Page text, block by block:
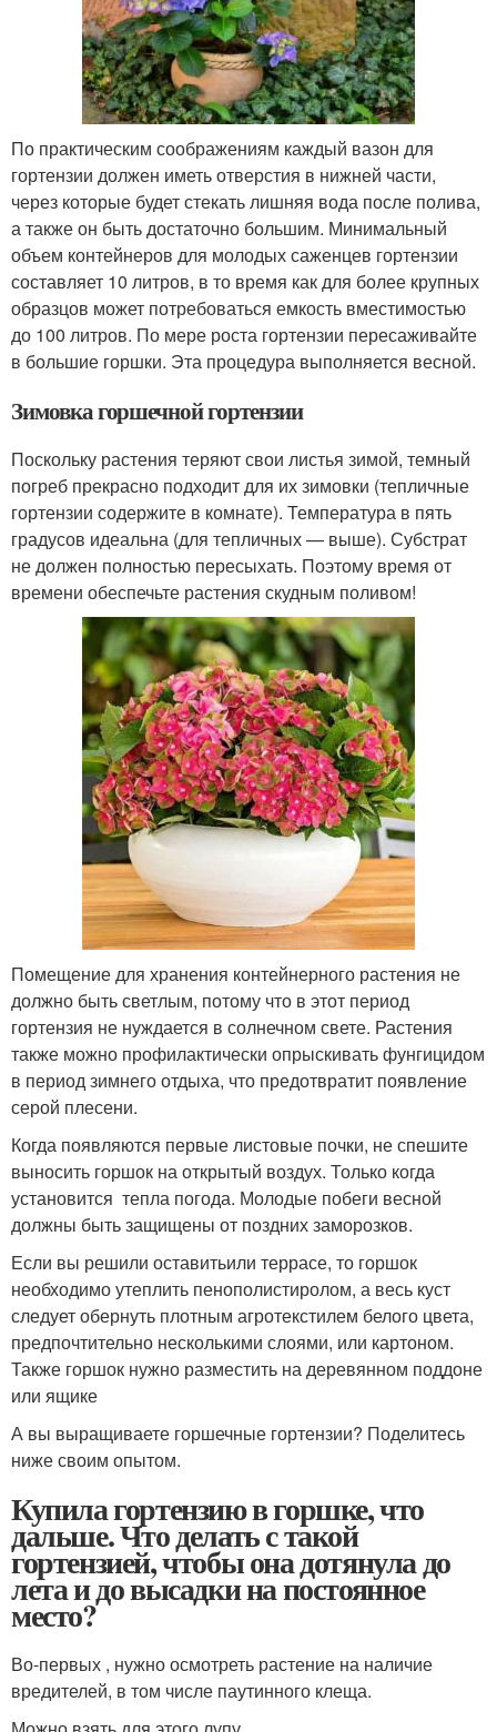
По практическим соображениям каждый вазон для
гортензии должен иметь отверстия в нижней части,
через которые будет стекать лишняя вода после полива,
а также он быть достаточно большим. Минимальный
объем контейнеров для молодых саженцев гортензии
составляет 10 литров, в то время как для более крупных
образцов может потребоваться емкость вместимостью
до 100 литров. По мере роста гортензии пересаживайте
в большие горшки. Эта процедура выполняется весной.
Зимовка горшечной гортензии
Поскольку растения теряют свои листья зимой, темный
погреб прекрасно подходит для их зимовки (тепличные
гортензии содержите в комнате). Температура в пять
градусов идеальна (для тепличных — выше). Субстрат
не должен полностью пересыхать. Поэтому время от
времени обеспечьте растения скудным поливом!
Помещение для хранения контейнерного растения не
должно быть светлым, потому что в этот период
гортензия не нуждается в солнечном свете. Растения
также можно профилактически опрыскивать фунгицидом
в период зимнего отдыха, что предотвратит появление
серой плесени.
Когда появляются первые листовые почки, не спешите
выносить горшок на открытый воздух. Только когда
установится тепла погода. Молодые побеги весной
должны быть защищены от поздних заморозков.
Если вы решили оставитьили террасе, то горшок
необходимо утеплить пенополистиролом, а весь куст
следует обернуть плотным агротекстилем белого цвета,
предпочтительно несколькими слоями, или картоном.
Также горшок нужно разместить на деревянном поддоне
или ящике
А вы выращиваете горшечные гортензии? Поделитесь
ниже своим опытом.
Купила гортензию в горшке, что
дальше. Что делать с такой
гортензией, чтобы она дотянула до
лета и до высадки на постоянное
место?
Во-первых , нужно осмотреть растение на наличие
вредителей, в том числе паутинного клеща.